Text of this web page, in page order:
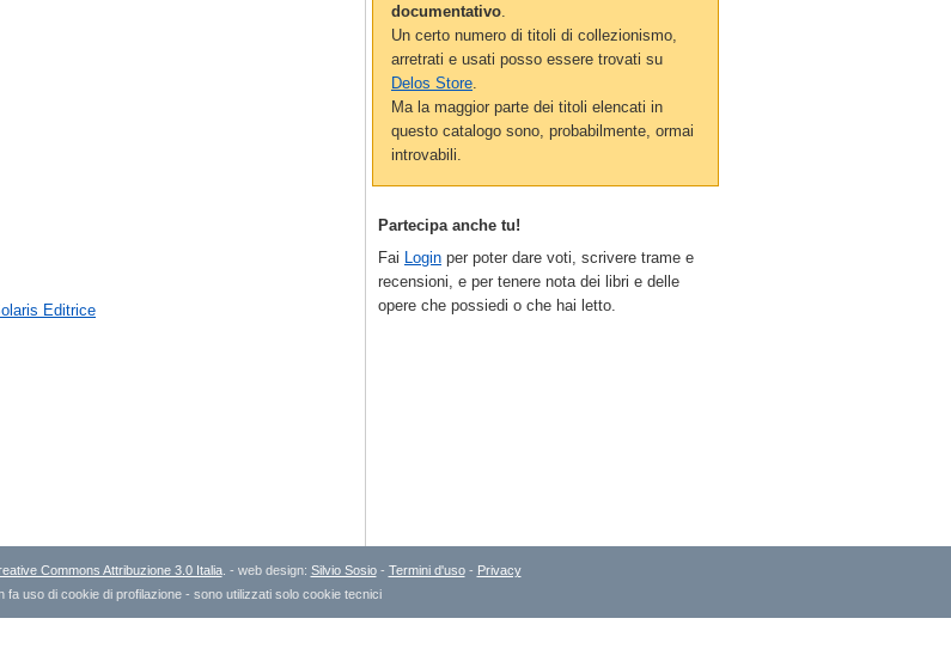
Editrice
documentativo
Un certo numero di titoli di collezionismo,
arretrati e usati posso essere trovati su
Delos Store
Ma la maggior parte dei titoli elencati in
questo catalogo sono, probabilmente, ormai
introvabili.
Partecipa anche tu!
Fai Login per poter dare voti, scrivere trame e
recensioni, e per tenere nota dei libri e delle
opere che possiedi o che hai letto.
Commons Attribuzione 3.0 Italia. - web design: Silvio Sosio- Termini d'uso- Privacy
fa uso di cookie di profilazione - sono utilizzati solo cookie tecnici